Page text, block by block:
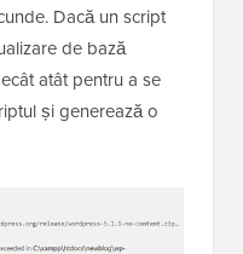
Dacă un script
de bază
atât pentru a se
și generează o